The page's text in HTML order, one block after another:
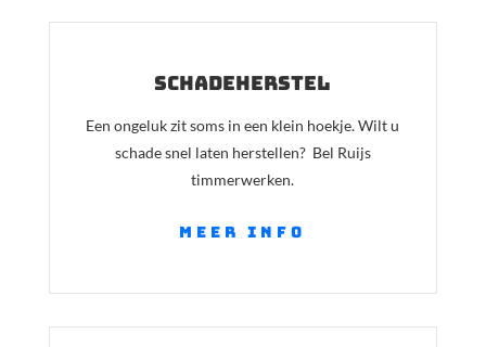
schadeherstel
Een ongeluk zit soms in een klein hoekje. Wilt u
schade snel laten herstellen? Bel Ruijs
timmerwerken.
meer info